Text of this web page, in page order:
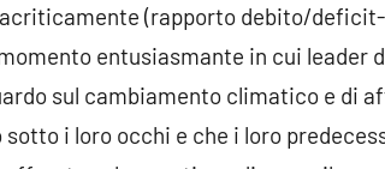
(rapporto debito/
entusiasmante in cui leader
sul cambiamento climatico e di
i loro occhi e che i loro